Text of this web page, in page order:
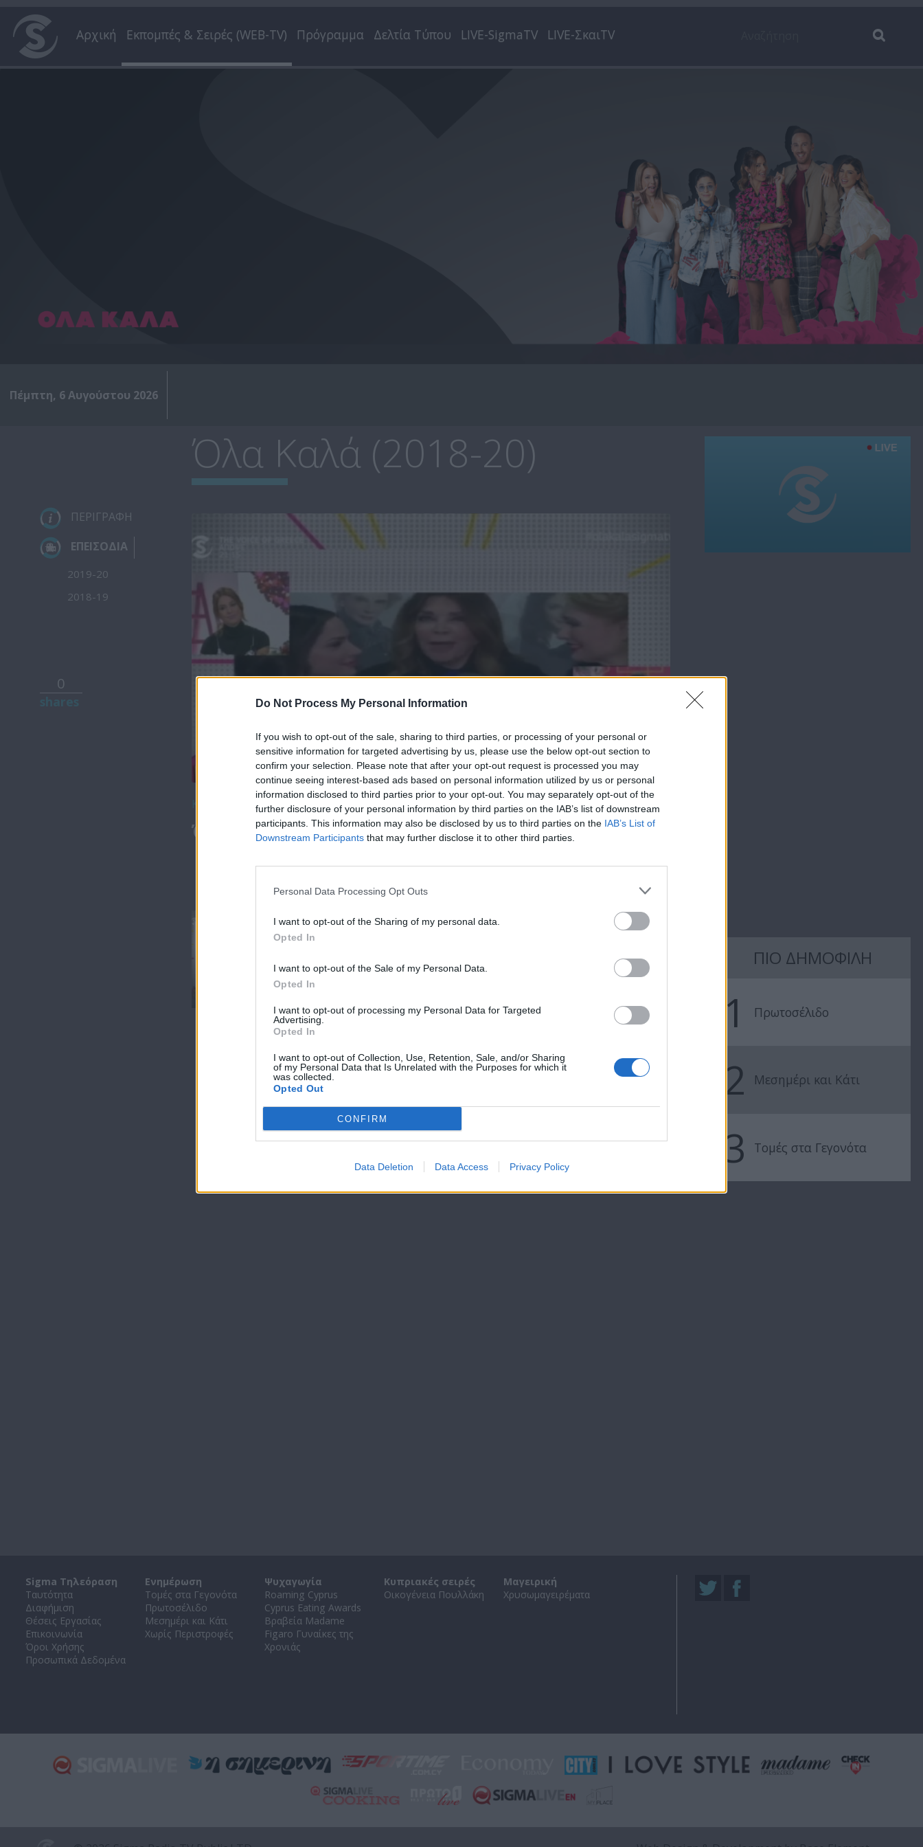
Do Not Process My Personal Information
If you wish to opt-out of the sale, sharing to third parties, or processing of your personal or
sensitive information for targeted advertising by us, please use the below opt-out section to
confirm your selection. Please note that after your opt-out request is processed you may
continue seeing interest-based ads based on personal information utilized by us or personal
information disclosed to third parties prior to your opt-out. You may separately opt-out of the
further disclosure of your personal information by third parties on the IAB’s list of downstream
participants. This information may also be disclosed by us to third parties on the IAB’s List of
Downstream Participants that may further disclose it to other third parties.
Personal Data Processing Opt Outs
I want to opt-out of the Sharing of my personal data.
Opted In
I want to opt-out of the Sale of my Personal Data.
Opted In
I want to opt-out of processing my Personal Data for Targeted
Advertising.
Opted In
I want to opt-out of Collection, Use, Retention, Sale, and/or Sharing
of my Personal Data that Is Unrelated with the Purposes for which it
was collected.
Opted Out
CONFIRM
Data Deletion Data Access Privacy Policy
Αρχική Εκπομπές & Σειρές (WEB-TV) Πρόγραμμα Δελτία Τύπου LIVE-SigmaTV LIVE-ΣκαιTV
Πέμπτη, 6 Αυγούστου 2026
Όλα Καλά (2018-20)
ΠΕΡΙΓΡΑΦΗ
ΕΠΕΙΣΟΔΙΑ
2019-20
2018-19
0
Κατέβασε το
Όλα Καλά 14.11.18
Όλα Καλά
ΠΙΟ ΔΗΜΟΦΙΛΗ
1 Πρωτοσέλιδο
2 Μεσημέρι και Κάτι
3 Τομές στα Γεγονότα
Sigma Τηλεόραση
Ταυτότητα
Διαφήμιση
Θέσεις Εργασίας
Επικοινωνία
Όροι Χρήσης
Προσωπικά Δεδομένα
Ενημέρωση
Τομές στα Γεγονότα
Πρωτοσέλιδο
Μεσημέρι και Κάτι
Χωρίς Περιστροφές
Ψυχαγωγία
Roaming Cyprus
Cyprus Eating Awards
Βραβεία Madame
Figaro Γυναίκες της
Χρονιάς
Κυπριακές σειρές
Οικογένεια Πουλλάκη
Μαγειρική
Χρυσωμαγειρέματα